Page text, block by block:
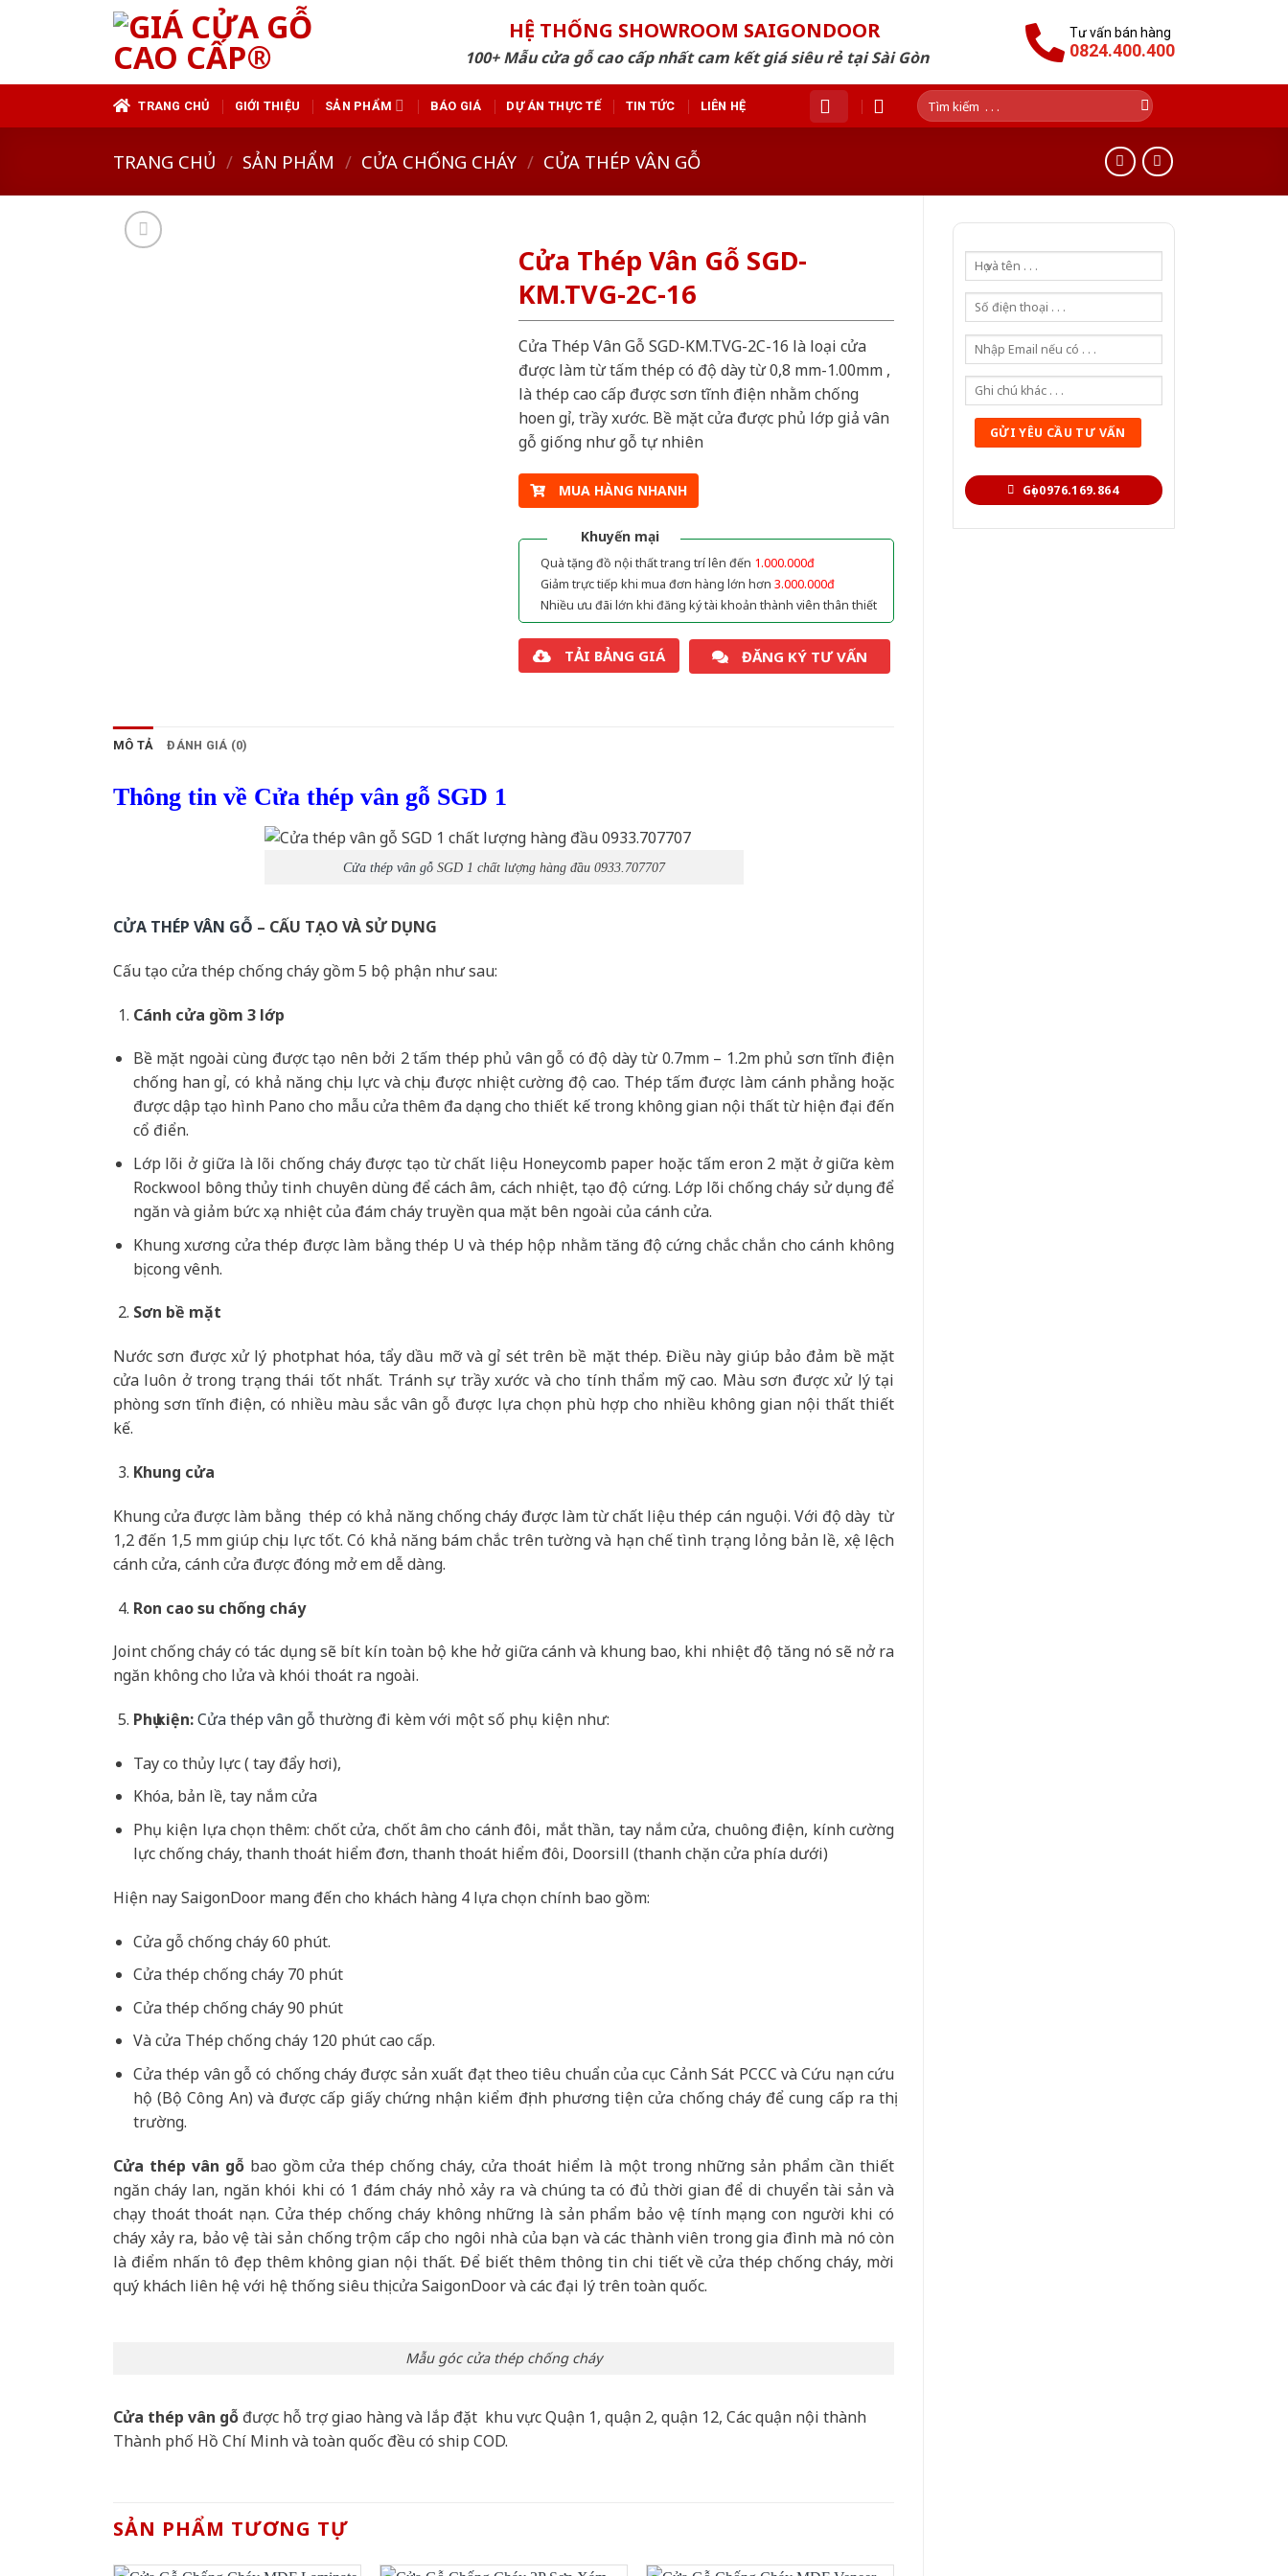
HỆ THỐNG SHOWROOM SAIGONDOOR
100+ Mẫu cửa gỗ cao cấp nhất cam kết giá siêu rẻ tại Sài Gòn
Tư vấn bán hàng
0824.400.400
TRANG CHỦ GIỚI THIỆU SẢN PHẨM BÁO GIÁ DỰ ÁN THỰC TẾ TIN TỨC LIÊN HỆ
Tìm
kiếm:
TRANG CHỦ / SẢN PHẨM / CỬA CHỐNG CHÁY / CỬA THÉP VÂN GỖ
Gọi 0976.169.864
Cửa Thép Vân Gỗ SGD-
KM.TVG-2C-16
Cửa Thép Vân Gỗ SGD-KM.TVG-2C-16 là loại cửa
được làm từ tấm thép có độ dày từ 0,8 mm-1.00mm ,
là thép cao cấp được sơn tĩnh điện nhằm chống
hoen gỉ, trầy xước. Bề mặt cửa được phủ lớp giả vân
gỗ giống như gỗ tự nhiên
MUA HÀNG NHANH
Khuyến mại
Quà tặng đồ nội thất trang trí lên đến 1.000.000đ
Giảm trực tiếp khi mua đơn hàng lớn hơn 3.000.000đ
Nhiều ưu đãi lớn khi đăng ký tài khoản thành viên thân thiết
TẢI BẢNG GIÁ ĐĂNG KÝ TƯ VẤN
MÔ TẢ ĐÁNH GIÁ (0)
Thông tin về Cửa thép vân gỗ SGD 1
Cửa thép vân gỗSGD 1 chất lượng hàng đầu 0933.707707
CỬA THÉP VÂN GỖ – CẤU TẠO VÀ SỬ DỤNG
Cấu tạo cửa thép chống cháy gồm 5 bộ phận như sau:
Cánh cửa gồm 3 lớp
Bề mặt ngoài cùng được tạo nên bởi 2 tấm thép phủ vân gỗ có độ dày từ 0.7mm – 1.2m phủ sơn tĩnh điện
chống han gỉ, có khả năng chịu lực và chịu được nhiệt cường độ cao. Thép tấm được làm cánh phẳng hoặc
được dập tạo hình Pano cho mẫu cửa thêm đa dạng cho thiết kế trong không gian nội thất từ hiện đại đến
cổ điển.
Lớp lõi ở giữa là lõi chống cháy được tạo từ chất liệu Honeycomb paper hoặc tấm eron 2 mặt ở giữa kèm
Rockwool bông thủy tinh chuyên dùng để cách âm, cách nhiệt, tạo độ cứng. Lớp lõi chống cháy sử dụng để
ngăn và giảm bức xạ nhiệt của đám cháy truyền qua mặt bên ngoài của cánh cửa.
Khung xương cửa thép được làm bằng thép U và thép hộp nhằm tăng độ cứng chắc chắn cho cánh không
bị cong vênh.
Sơn bề mặt
Nước sơn được xử lý photphat hóa, tẩy dầu mỡ và gỉ sét trên bề mặt thép. Điều này giúp bảo đảm bề mặt
cửa luôn ở trong trạng thái tốt nhất. Tránh sự trầy xước và cho tính thẩm mỹ cao. Màu sơn được xử lý tại
phòng sơn tĩnh điện, có nhiều màu sắc vân gỗ được lựa chọn phù hợp cho nhiều không gian nội thất thiết
kế.
Khung cửa
Khung cửa được làm bằng thép có khả năng chống cháy được làm từ chất liệu thép cán nguội. Với độ dày từ
1,2 đến 1,5 mm giúp chịu lực tốt. Có khả năng bám chắc trên tường và hạn chế tình trạng lỏng bản lề, xệ lệch
cánh cửa, cánh cửa được đóng mở em dễ dàng.
Ron cao su chống cháy
Joint chống cháy có tác dụng sẽ bít kín toàn bộ khe hở giữa cánh và khung bao, khi nhiệt độ tăng nó sẽ nở ra
ngăn không cho lửa và khói thoát ra ngoài.
Phụ kiện:Cửa thép vân gỗ thường đi kèm với một số phụ kiện như:
Tay co thủy lực ( tay đẩy hơi),
Khóa, bản lề, tay nắm cửa
Phụ kiện lựa chọn thêm: chốt cửa, chốt âm cho cánh đôi, mắt thần, tay nắm cửa, chuông điện, kính cường
lực chống cháy, thanh thoát hiểm đơn, thanh thoát hiểm đôi, Doorsill (thanh chặn cửa phía dưới)
Hiện nay SaigonDoor mang đến cho khách hàng 4 lựa chọn chính bao gồm:
Cửa gỗ chống cháy 60 phút.
Cửa thép chống cháy 70 phút
Cửa thép chống cháy 90 phút
Và cửa Thép chống cháy 120 phút cao cấp.
Cửa thép vân gỗ có chống cháy được sản xuất đạt theo tiêu chuẩn của cục Cảnh Sát PCCC và Cứu nạn cứu
hộ (Bộ Công An) và được cấp giấy chứng nhận kiểm định phương tiện cửa chống cháy để cung cấp ra thị
trường.
Cửa thép vân gỗbao gồm cửa thép chống cháy, cửa thoát hiểm là một trong những sản phẩm cần thiết
ngăn cháy lan, ngăn khói khi có 1 đám cháy nhỏ xảy ra và chúng ta có đủ thời gian để di chuyển tài sản và
chạy thoát thoát nạn. Cửa thép chống cháy không những là sản phẩm bảo vệ tính mạng con người khi có
cháy xảy ra, bảo vệ tài sản chống trộm cấp cho ngôi nhà của bạn và các thành viên trong gia đình mà nó còn
là điểm nhấn tô đẹp thêm không gian nội thất. Để biết thêm thông tin chi tiết về cửa thép chống cháy, mời
quý khách liên hệ với hệ thống siêu thị cửa SaigonDoor và các đại lý trên toàn quốc.
Mẫu góc cửa thép chống cháy
Cửa thép vân gỗ được hỗ trợ giao hàng và lắp đặt khu vực Quận 1, quận 2, quận 12, Các quận nội thành
Thành phố Hồ Chí Minh và toàn quốc đều có ship COD.
SẢN PHẨM TƯƠNG TỰ